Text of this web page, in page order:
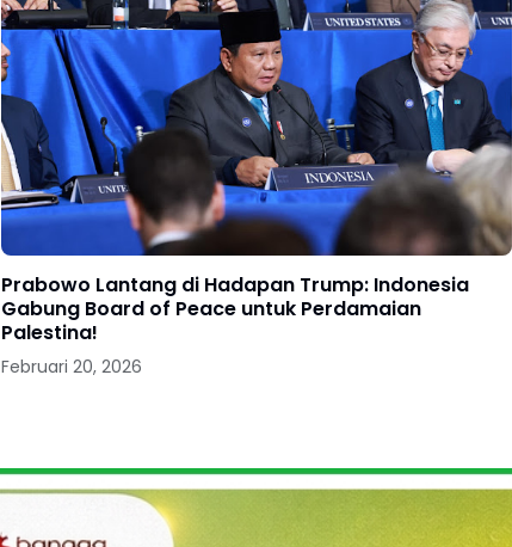
Prabowo Lantang di Hadapan Trump: Indonesia
Gabung Board of Peace untuk Perdamaian
Palestina!
Februari 20, 2026